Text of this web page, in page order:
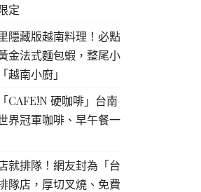
定
隱藏版越南料理！必點
金法式麵包蝦，整尾小
越南小廚」
CAFE!N 硬咖啡」台南
界冠軍咖啡、早午餐一
就排隊！網友封為「台
隊店，厚切叉燒、免費